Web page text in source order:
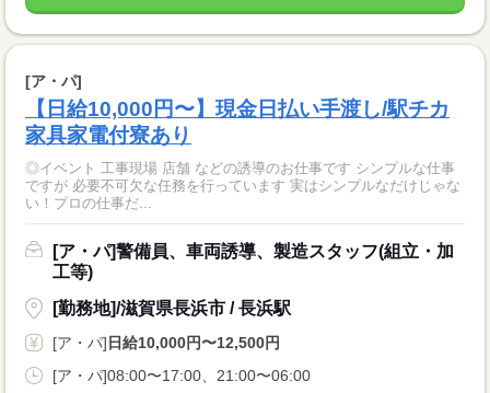
[ア・パ]
【日給10,000円〜】現金日払い手渡し/駅チカ
家具家電付寮あり
◎イベント 工事現場 店舗 などの誘導のお仕事です シンプルな仕事
ですが 必要不可欠な任務を行っています 実はシンプルなだけじゃな
い！プロの仕事だ...
[ア・パ]警備員、車両誘導、製造スタッフ(組立・加
工等)
[勤務地]/滋賀県長浜市 / 長浜駅
[ア・パ] 日給10,000円〜12,500円
[ア・パ]08:00〜17:00、21:00〜06:00